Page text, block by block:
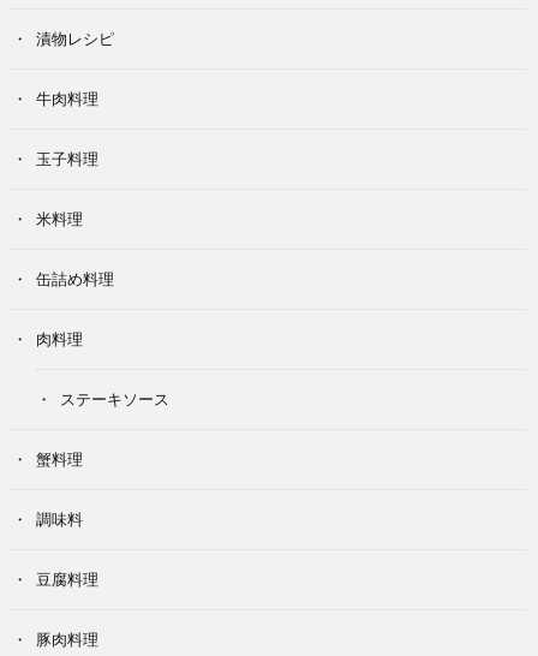
漬物レシピ
牛肉料理
玉子料理
米料理
缶詰め料理
肉料理
ステーキソース
蟹料理
調味料
豆腐料理
豚肉料理